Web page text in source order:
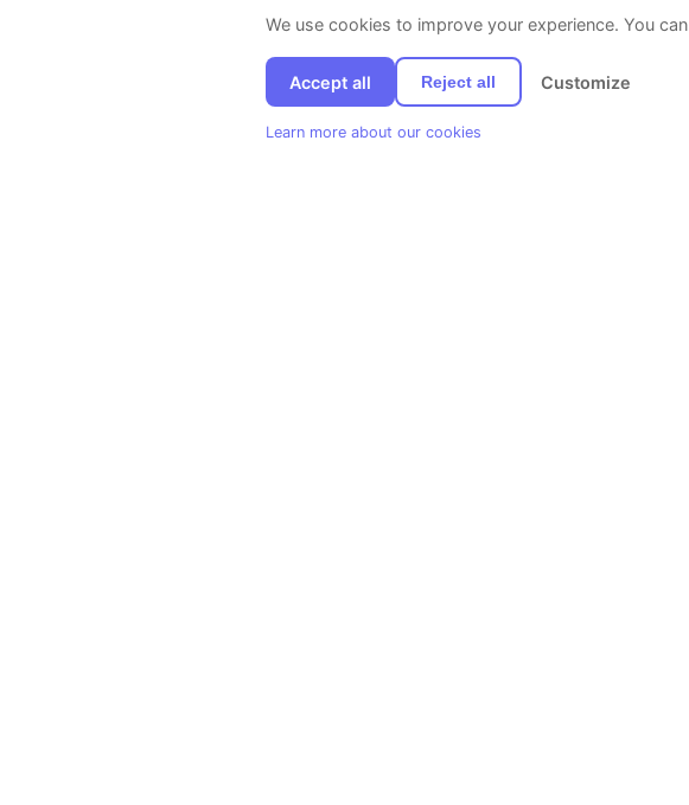
We use cookies to improve your experience. You
Accept all Reject all Customize
Learn more about our cookies